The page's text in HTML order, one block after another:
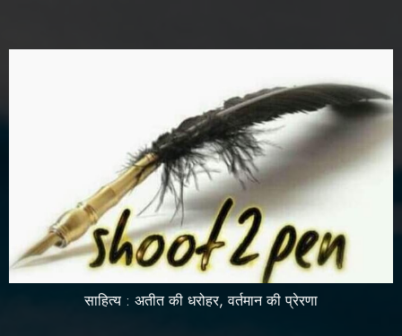
साहित्य : अतीत की धरोहर, वर्तमान की प्रेरणा